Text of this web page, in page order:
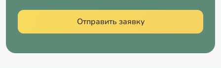
Отправить заявку